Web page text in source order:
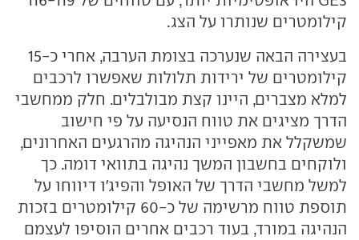
קילומטרים שנותרו על הצג.
בעצירה הבאה שנערכה בצומת הערבה, אחרי כ-15
קילומטרים של ירידות תלולות שאפשרו לרכבים
למלא מצברים, היינו קצת מבולבלים. חלק ממחשבי
הדרך מציגים את טווח הנסיעה על פי חישוב
שמשקלל את מאפייני הנהיגה מהרגעים האחרונים,
ולוקחים בחשבון המשך נהיגה בתוואי דומה. כך
למשל מחשבי הדרך של האופל והפיג'ו דיווחו על
תוספת טווח מרשימה של כ-60 קילומטרים בזכות
הנהיגה במורד, בעוד רכבים אחרים הוסיפו לעצמם